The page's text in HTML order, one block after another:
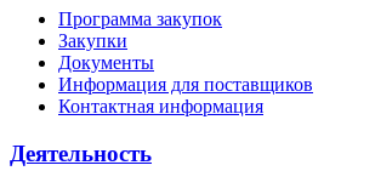
Программа закупок
Закупки
Документы
Информация для поставщиков
Контактная информация
Деятельность